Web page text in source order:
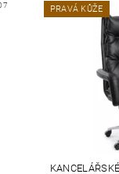
PRAVÁ KŮŽE